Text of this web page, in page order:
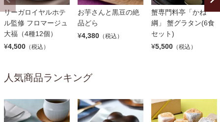
リーガロイヤルホテ
ル監修 フロマージュ
大福（4種12個）
¥4,500 （税込）
お芋さんと黒豆の絶
品どら
¥4,380 （税込）
蟹専門料亭「かね
綱」 蟹グラタン(6食
セット)
¥5,500 （税込）
人気商品ランキング